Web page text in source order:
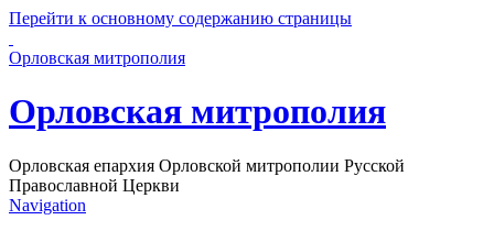
Перейти к основному содержанию страницы
Орловская митрополия
Орловская митрополия
Орловская епархия Орловской митрополии Русской
Православной Церкви
Navigation